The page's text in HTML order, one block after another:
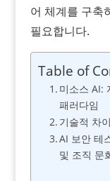
어 체계를 구축
필요합니다.
Table of
미소스 AI:
패러다임
기술적 차
AI 보안 테
및 조직 문